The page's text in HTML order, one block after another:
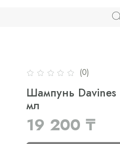
(0)
Шампунь Davines
мл
19 200 ₸